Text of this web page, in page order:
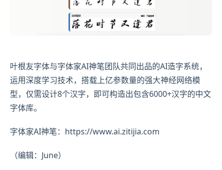
叶根友字体与字体家AI神笔团队共同出品的AI造字系统，
运用深度学习技术，搭载上亿参数量的强大神经网络模
型，仅需设计8个汉字，即可构造出包含6000+汉字的中文
字体库。
字体家AI神笔：https://www.ai.zitijia.com
（编辑：June）